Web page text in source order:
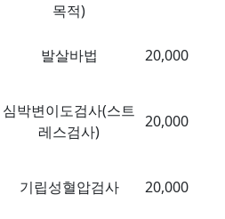
목적)
발살바법 20,000
심박변이도검사(스트
레스검사)
20,000
기립성혈압검사 20,000